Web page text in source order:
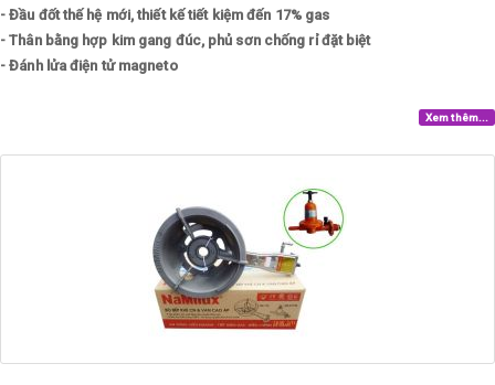
- Đầu đốt thế hệ mới, thiết kế tiết kiệm đến 17% gas
- Thân bằng hợp kim gang đúc, phủ sơn chống rỉ đặt biệt
- Đánh lửa điện tử magneto
Xem thêm...